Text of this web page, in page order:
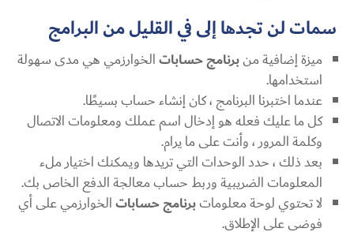
سمات لن تجدها إلى في القليل من البرامج
ميزة إضافية منبرنامج حساباتالخوارزمي هي مدى سهولة
استخدامها.
عندما اختبرنا البرنامج ، كان إنشاء حساب بسيطًا.
كل ما عليك فعله هو إدخال اسم عملك ومعلومات الاتصال
وكلمة المرور ، وأنت على ما يرام.
بعد ذلك ، حدد الوحدات التي تريدها ويمكنك اختيار ملء
المعلومات الضريبية وربط حساب معالجة الدفع الخاص بك.
لا تحتوي لوحة معلوماتبرنامج حساباتالخوارزمي على أي
فوضى على الإطلاق.